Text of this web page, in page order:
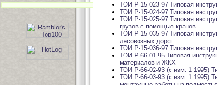
ТОИ Р-15-023-97 Типовая
ТОИ Р-15-024-97 Типовая
ТОИ Р-15-025-97 Типовая
грузов с помощью кранов
ТОИ Р-15-035-97 Типовая
лесовозных дорог
ТОИ Р-15-036-97 Типовая
ТОИ Р-66-01-95 Типовая
материалов и ЖКХ
ТОИ Р-66-02-93 (с изм. 1 1995)
ТОИ Р-66-03-93 (с изм. 1 1995)